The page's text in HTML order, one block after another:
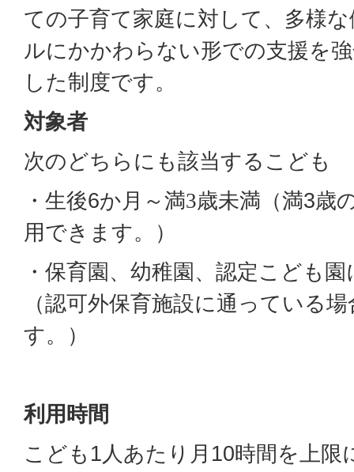
ての子育て家庭に対して、多様
ルにかかわらない形での支援を
した制度です。
対象者
次のどちらにも該当するこども
・生後6か月～満3歳未満（満3歳
用できます。）
・保育園、幼稚園、認定こども
（認可外保育施設に通っている
す。）
利用時間
こども1人あたり月10時間を上限